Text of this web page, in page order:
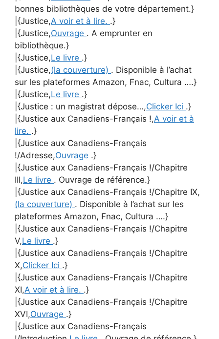
bonnes bibliothèques de votre département.}
|{Justice,A voir et à lire. .}
|{Justice,Ouvrage . A emprunter en
bibliothèque.}
|{Justice,Le livre .}
|{Justice,(la couverture) . Disponible à l’achat
sur les plateformes Amazon, Fnac, Cultura ….}
|{Justice,Le livre .}
|{Justice : un magistrat dépose…,Clicker Ici .}
|{Justice aux Canadiens-Français !,A voir et à
lire. .}
|{Justice aux Canadiens-Français
!/Adresse,Ouvrage .}
|{Justice aux Canadiens-Français !/Chapitre
III,Le livre . Ouvrage de référence.}
|{Justice aux Canadiens-Français !/Chapitre IX,
(la couverture) . Disponible à l’achat sur les
plateformes Amazon, Fnac, Cultura ….}
|{Justice aux Canadiens-Français !/Chapitre
V,Le livre .}
|{Justice aux Canadiens-Français !/Chapitre
X,Clicker Ici .}
|{Justice aux Canadiens-Français !/Chapitre
XI,A voir et à lire. .}
|{Justice aux Canadiens-Français !/Chapitre
XVI,Ouvrage .}
|{Justice aux Canadiens-Français